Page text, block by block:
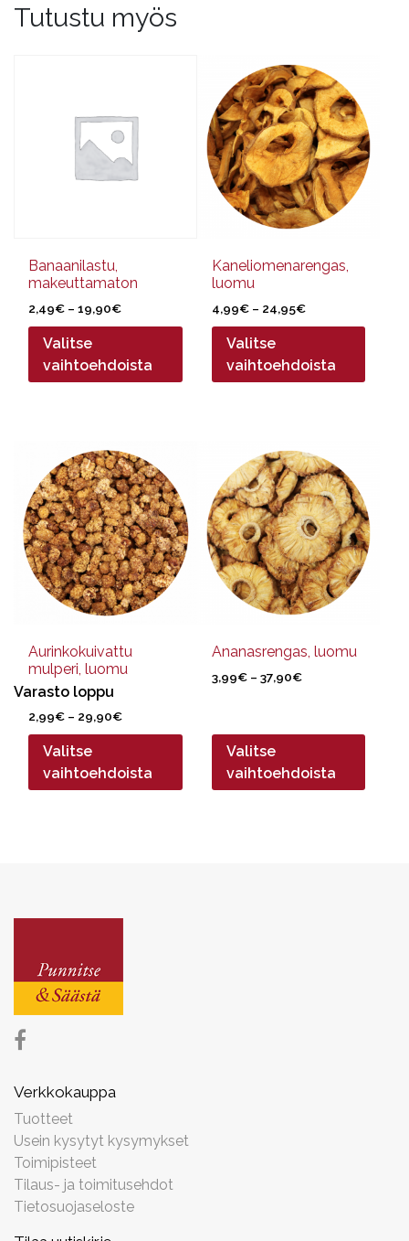
Tutustu myös
Banaanilastu,
makeuttamaton
2,49€ – 19,90€Hintaluokka:
2,49€
19,90€
Valitse
vaihtoehdoista
muunnelma.
sivulla.
Kaneliomenarengas,
luomu
4,99€ – 24,95€Hintaluokka:
4,99€
24,95€
Valitse
vaihtoehdoista
tuotteella
useampi
muunnelma.
Voit
tehdä
valinnat
sivulla.
Aurinkokuivattu
mulperi, luomu
Varasto loppu
2,99€ – 29,90€Hintaluokka:
2,99€
29,90€
Valitse
vaihtoehdoista
tuotteella
useampi
muunnelma.
Voit
tehdä
valinnat
sivulla.
Ananasrengas, luomu
3,99€ – 37,90€Hintaluokka:
Valitse
vaihtoehdoista
tuotteella
useampi
muunnelma.
Voit
tehdä
valinnat
sivulla.
Verkkokauppa
Tuotteet
Usein kysytyt kysymykset
Toimipisteet
Tilaus- ja toimitusehdot
Tietosuojaseloste